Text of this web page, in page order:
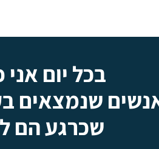
בכל יום
שנמצאים
שכרגע הם